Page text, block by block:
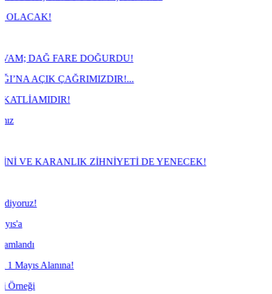
DOĞURDU!
ÇAĞRIMIZDIR!...
ZİHNİYETİ DE YENECEK!